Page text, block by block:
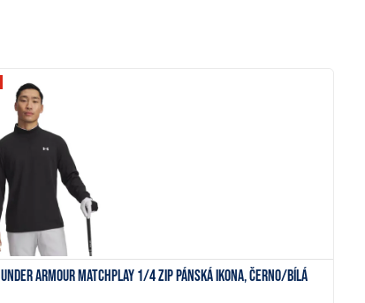
Under Armour MatchPlay 1/4 Zip pánská ikona, černo/bílá